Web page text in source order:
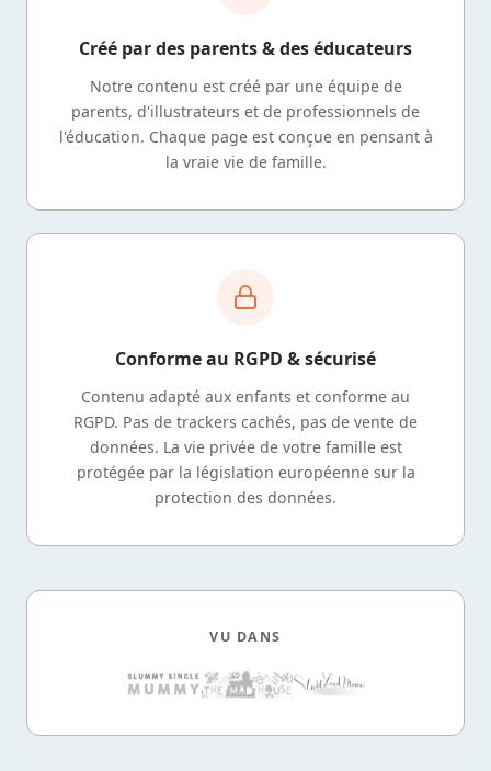
Créé par des parents & des éducateurs
Notre contenu est créé par une équipe de
parents, d'illustrateurs et de professionnels de
l'éducation. Chaque page est conçue en pensant à
la vraie vie de famille.
Conforme au RGPD & sécurisé
Contenu adapté aux enfants et conforme au
RGPD. Pas de trackers cachés, pas de vente de
données. La vie privée de votre famille est
protégée par la législation européenne sur la
protection des données.
VU DANS